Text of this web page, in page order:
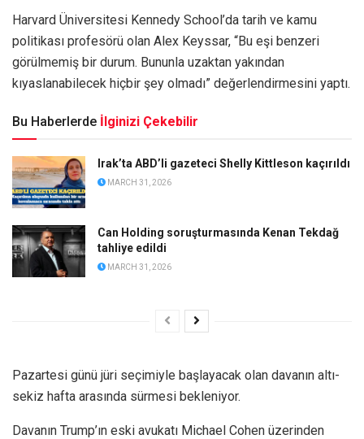
Harvard Üniversitesi Kennedy School’da tarih ve kamu
politikası profesörü olan Alex Keyssar, “Bu eşi benzeri
görülmemiş bir durum. Bununla uzaktan yakından
kıyaslanabilecek hiçbir şey olmadı” değerlendirmesini yaptı.
Bu Haberlerde İlginizi Çekebilir
Irak’ta ABD’li gazeteci Shelly Kittleson kaçırıldı
MARCH 31, 2026
Can Holding soruşturmasında Kenan Tekdağ
tahliye edildi
MARCH 31, 2026
Pazartesi günü jüri seçimiyle başlayacak olan davanın altı-
sekiz hafta arasında sürmesi bekleniyor.
Davanın Trump’ın eski avukatı Michael Cohen üzerinden